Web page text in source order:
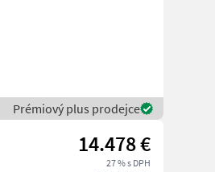
Prémiový plus prodejce
14.478 €
27 % s DPH